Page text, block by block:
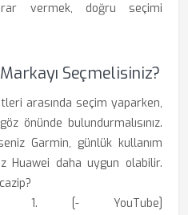
vermek, doğru seçimi
Seçmelisiniz?
arasında seçim yaparken,
önünde bulundurmalısınız.
Garmin, günlük kullanım
Huawei daha uygun olabilir.
1. [- YouTube]